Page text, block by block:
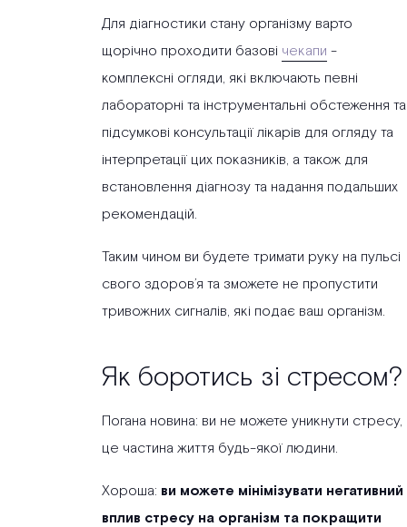
Для діагностики стану організму варто
щорічно проходити базові чекапи -
комплексні огляди, які включають певні
лабораторні та інструментальні обстеження та
підсумкові консультації лікарів для огляду та
інтерпретації цих показників, а також для
встановлення діагнозу та надання подальших
рекомендацій.
Таким чином ви будете тримати руку на пульсі
свого здоров’я та зможете не пропустити
тривожних сигналів, які подає ваш організм.
Як боротись зі стресом?
Погана новина: ви не можете уникнути стресу,
це частина життя будь-якої людини.
Хороша: ви можете мінімізувати негативний
вплив стресу на організм та покращити